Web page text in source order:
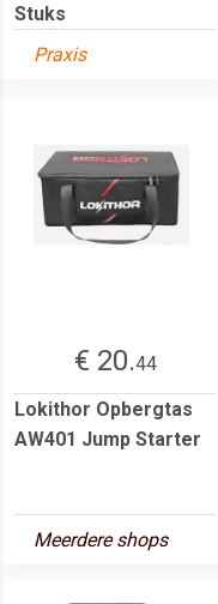
Stuks
Praxis
€ 20.44
Lokithor Opbergtas
AW401 Jump Starter
Meerdere shops